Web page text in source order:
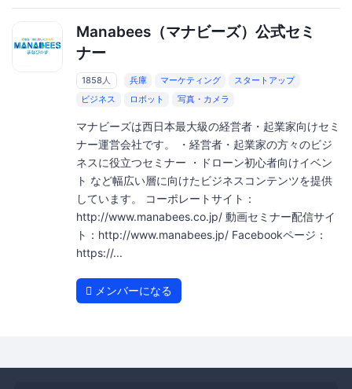
Manabees（マナビーズ）公式セミ
ナー
1858人 兵庫 マーケティング
スタートアップ
ビジネス
ロボット 写真・カメラ
マナビーズは西日本最大級の経営者・起業家向けセミ
ナー運営会社です。 ・経営者・起業家の方々のビジ
ネスに役立つセミナー ・ドローン初心者向けイベン
ト など幅広い層に向けたビジネスコンテンツを提供
しています。 コーポレートサイト：
http://www.manabees.co.jp/ 動画セミナー配信サイ
ト：http://www.manabees.jp/ Facebookページ：
https://...
メンバーになる